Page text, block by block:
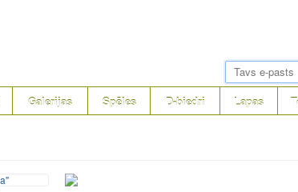
Galerijas Spēles D-biedri Lapas